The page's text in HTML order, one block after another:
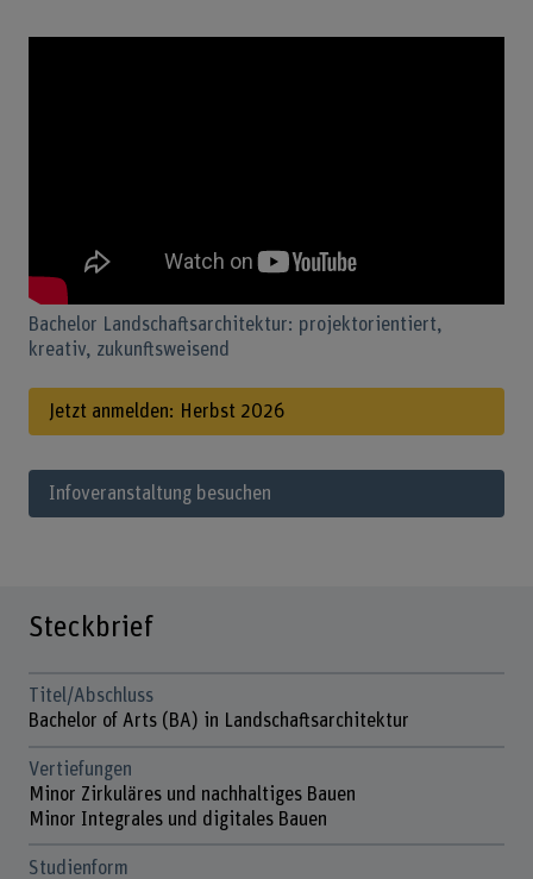
Bachelor Landschaftsarchitektur: projektorientiert,
kreativ, zukunftsweisend
Jetzt anmelden: Herbst 2026
Infoveranstaltung besuchen
Steckbrief
Titel/Abschluss
Bachelor of Arts (BA) in Landschaftsarchitektur
Vertiefungen
Minor Zirkuläres und nachhaltiges Bauen
Minor Integrales und digitales Bauen
Studienform